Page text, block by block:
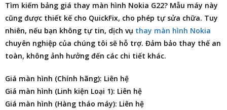
Tìm kiếm bảng giá thay màn hình Nokia G22? Mẫu máy này
cũng được thiết kế cho QuickFix, cho phép tự sửa chữa. Tuy
nhiên, nếu bạn không tự tin, dịch vụ thay màn hình Nokia
chuyên nghiệp của chúng tôi sẽ hỗ trợ. Đảm bảo thay thế an
toàn, không ảnh hưởng đến các chi tiết khác.
Giá màn hình (Chính hãng): Liên hệ
Giá màn hình (Linh kiện Loại 1): Liên hệ
Giá màn hình (Hàng tháo máy): Liên hệ